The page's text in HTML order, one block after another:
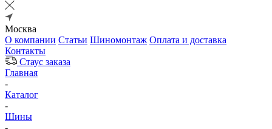
Москва
О компании Статьи Шиномонтаж Оплата и доставка
Контакты
Стаус заказа
Главная
-
Каталог
-
Шины